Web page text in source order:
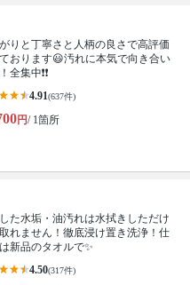
りと丁寧さと人柄の良さで高評価
おります😃汚れに本気で向き合い
全集中❗️❗️
4.91(637件)
円/ 1箇所
た水垢・油汚れは水拭きしただけ
れません！徹底浸け置き洗浄！仕
は新品のタオルで✨
4.50(317件)